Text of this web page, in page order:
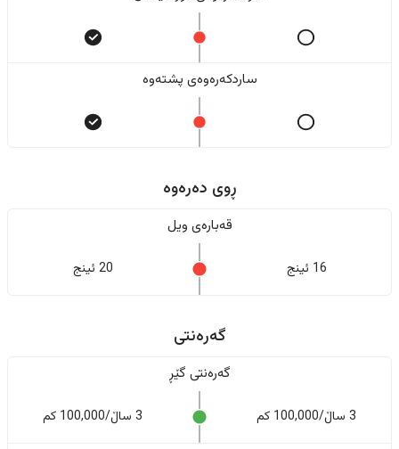
ساردکەرەوەی پشتەوە
ڕوی دەرەوە
قەبارەی ویل
16 ئینج 20 ئینج
گەرەنتی
گەرەنتی گێڕ
3 ساڵ/100,000 کم 3 ساڵ/100,000 کم